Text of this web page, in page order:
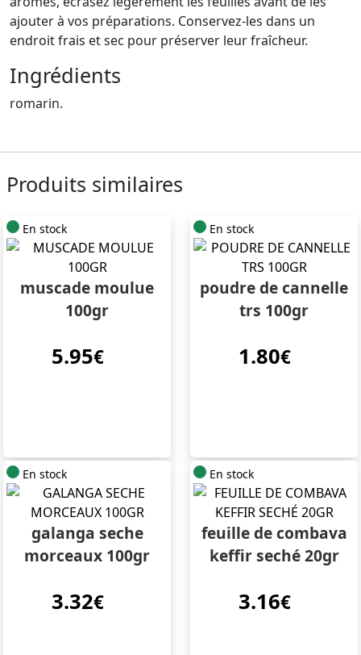
ajouter à vos préparations. Conservez-les dans un
endroit frais et sec pour préserver leur fraîcheur.
Ingrédients
romarin.
Produits similaires
En stock
muscade moulue
100gr
5.95€
En stock
poudre de cannelle
trs 100gr
1.80€
En stock
galanga seche
morceaux 100gr
3.32€
En stock
feuille de combava
keffir seché 20gr
3.16€